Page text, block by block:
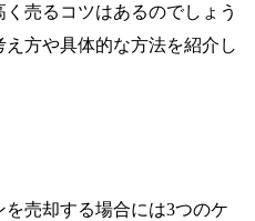
売るコツはあるのでしょう
方や具体的な方法を紹介し
売却する場合には3つのケ